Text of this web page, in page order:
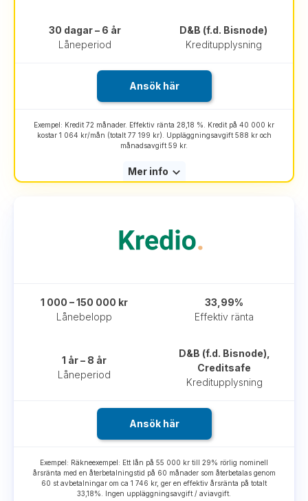
Låneperiod
30 dagar – 6 år
Kreditupplysning
D&B (f.d. Bisnode)
Ansök här
Exempel: Kredit 72 månader. Effektiv ränta 28,18 %. Kredit på 40 000 kr
kostar 1 064 kr/mån (totalt 77 199 kr). Uppläggningsavgift 588 kr och
månadsavgift 59 kr.
Mer info
Lånebelopp
1 000 – 150 000 kr
Effektiv ränta
33,99%
Låneperiod
1 år – 8 år
Kreditupplysning
D&B (f.d. Bisnode),
Creditsafe
Ansök här
Exempel: Räkneexempel: Ett lån på 55 000 kr till 29% rörlig nominell
årsränta med en återbetalningstid på 60 månader som återbetalas genom
60 st avbetalningar om ca 1 746 kr, ger en effektiv årsränta på totalt
33,18%. Ingen uppläggningsavgift / aviavgift.